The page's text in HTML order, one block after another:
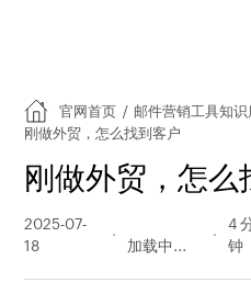
官网首页 / 邮件营销工具知识
刚做外贸，怎么找到客户
刚做外贸，怎么
2025-07-
18
量
4
钟